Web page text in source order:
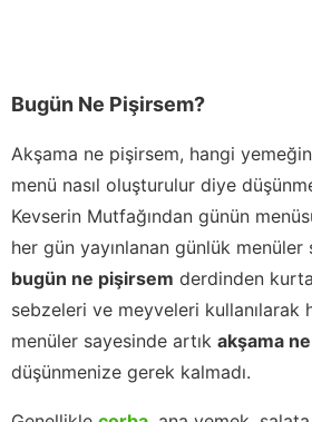
Bugün Ne Pişirsem?
Akşama ne pişirsem, hangi
menü nasıl oluşturulur diye
Kevserin Mutfağından günün
her gün yayınlanan günlük
bugün ne pişirsem derdinden
sebzeleri ve meyveleri kullanılarak
menüler sayesinde artık akşama
düşünmenize gerek kalmadı.